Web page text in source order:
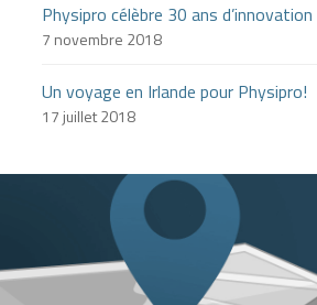
Physipro célèbre 30 ans d’innovation
7 novembre 2018
Un voyage en Irlande pour Physipro!
17 juillet 2018